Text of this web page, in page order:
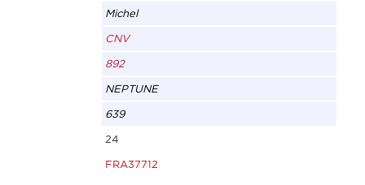
Michel
CNV
892
NEPTUNE
639
24
FRA37712